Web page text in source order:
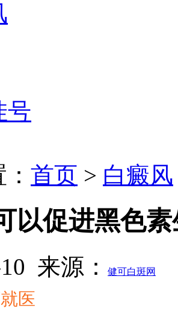
号
首页 > 白癜风
以促进黑色
来源： 健可白斑网
医